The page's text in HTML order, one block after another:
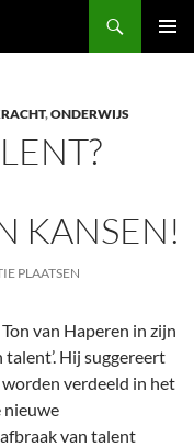
,ONDERWIJS
KANSEN!
PLAATSEN
van Haperen in zijn
Hij suggereert
verdeeld in het
nieuwe
van talent